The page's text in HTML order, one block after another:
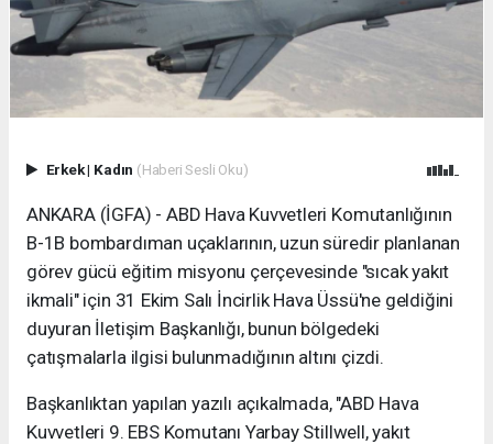
Erkek| Kadın (Haberi Sesli Oku)
ANKARA (İGFA) - ABD Hava Kuvvetleri Komutanlığının
B-1B bombardıman uçaklarının, uzun süredir planlanan
görev gücü eğitim misyonu çerçevesinde "sıcak yakıt
ikmali" için 31 Ekim Salı İncirlik Hava Üssü'ne geldiğini
duyuran İletişim Başkanlığı, bunun bölgedeki
çatışmalarla ilgisi bulunmadığının altını çizdi.
Başkanlıktan yapılan yazılı açıkalmada, "ABD Hava
Kuvvetleri 9. EBS Komutanı Yarbay Stillwell, yakıt